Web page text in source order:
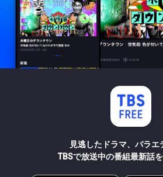
見逃したドラマ、バラエ
TBSで放送中の番組最新話